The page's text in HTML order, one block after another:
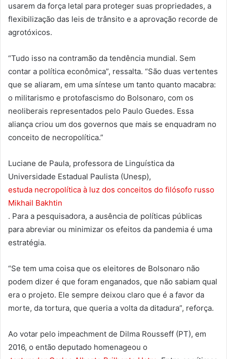
usarem da força letal para proteger suas propriedades, a
flexibilização das leis de trânsito e a aprovação recorde de
agrotóxicos.
“Tudo isso na contramão da tendência mundial. Sem
contar a política econômica”, ressalta. “São duas vertentes
que se aliaram, em uma síntese um tanto quanto macabra:
o militarismo e protofascismo do Bolsonaro, com os
neoliberais representados pelo Paulo Guedes. Essa
aliança criou um dos governos que mais se enquadram no
conceito de necropolítica.”
Luciane de Paula, professora de Linguística da
Universidade Estadual Paulista (Unesp),
estuda necropolítica à luz dos conceitos do filósofo russo
Mikhail Bakhtin
. Para a pesquisadora, a ausência de políticas públicas
para abreviar ou minimizar os efeitos da pandemia é uma
estratégia.
“Se tem uma coisa que os eleitores de Bolsonaro não
podem dizer é que foram enganados, que não sabiam qual
era o projeto. Ele sempre deixou claro que é a favor da
morte, da tortura, que queria a volta da ditadura”, reforça.
Ao votar pelo impeachment de Dilma Rousseff (PT), em
2016, o então deputado homenageou o